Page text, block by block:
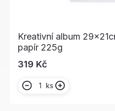
Kreativní album
papír 225g
319 Kč
ks